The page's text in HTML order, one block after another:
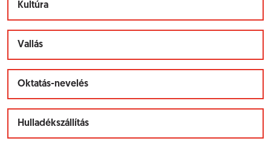
Kultúra
Vallás
Oktatás-nevelés
Hulladékszállítás